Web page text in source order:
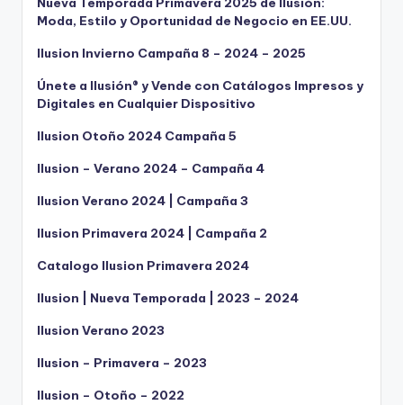
Moda, Estilo y Oportunidad de Negocio en EE.UU.
Ilusion Invierno Campaña 8 – 2024 – 2025
Únete a Ilusión® y Vende con Catálogos Impresos y
Digitales en Cualquier Dispositivo
Ilusion Otoño 2024 Campaña 5
Ilusion – Verano 2024 – Campaña 4
Ilusion Verano 2024 | Campaña 3
Ilusion Primavera 2024 | Campaña 2
Catalogo Ilusion Primavera 2024
Ilusion | Nueva Temporada | 2023 – 2024
Ilusion Verano 2023
Ilusion – Primavera – 2023
Ilusion – Otoño – 2022